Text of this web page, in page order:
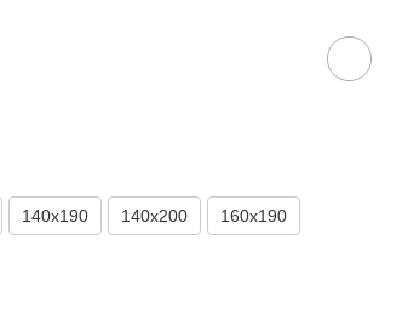
140x190 140х200 160x190